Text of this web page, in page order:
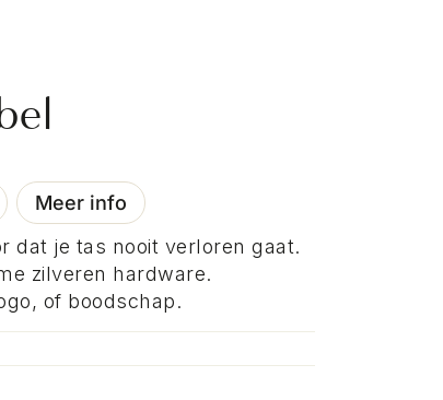
Meer info
dat je tas nooit verloren gaat.
zilveren hardware.
of boodschap.